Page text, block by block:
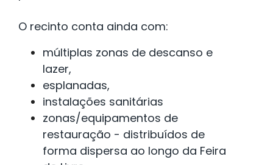
O recinto conta ainda com:
múltiplas zonas de descanso e
lazer,
esplanadas,
instalações sanitárias
zonas/equipamentos de
restauração - distribuídos de
forma dispersa ao longo da Feira